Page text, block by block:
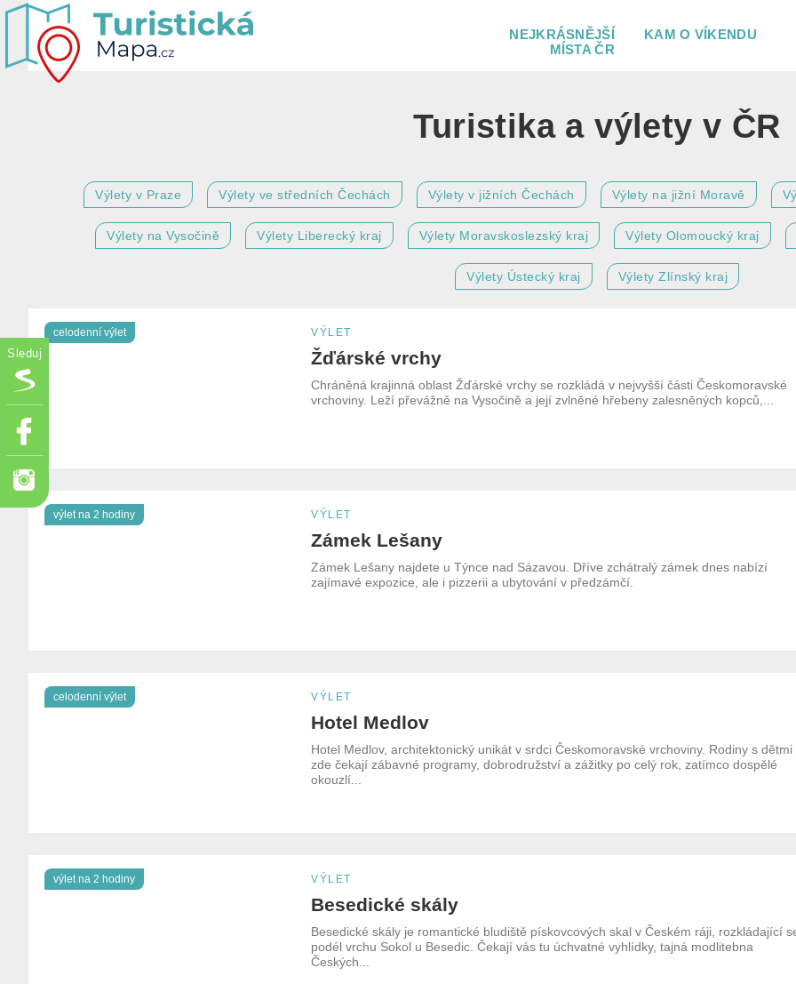
KAM O VÍKENDU
NEJKRÁSNĚJŠÍ
MÍSTA ČR
Turistika a výlety v ČR
Výlety v Praze Výlety ve středních Čechách Výlety v jižních Čechách Výlety na jižní Moravě
Výlety na Vysočině Výlety Liberecký kraj Výlety Moravskoslezský kraj Výlety Olomoucký kraj
Výlety Ústecký kraj Výlety Zlínský kraj
VÝLET
Žďárské vrchy
Chráněná krajinná oblast Žďárské vrchy se rozkládá v nejvyšší části Českomoravské
vrchoviny. Leží převážně na Vysočině a její zvlněné hřebeny zalesněných kopců,...
celodenní výlet
VÝLET
Zámek Lešany
Zámek Lešany najdete u Týnce nad Sázavou. Dříve zchátralý zámek dnes nabízí
zajímavé expozice, ale i pizzerii a ubytování v předzámčí.
výlet na 2 hodiny
VÝLET
Hotel Medlov
Hotel Medlov, architektonický unikát v srdci Českomoravské vrchoviny. Rodiny s dětmi
zde čekají zábavné programy, dobrodružství a zážitky po celý rok, zatímco dospělé
okouzlí...
celodenní výlet
VÝLET
Besedické skály
Besedické skály je romantické bludiště pískovcových skal v Českém ráji, rozkládající
podél vrchu Sokol u Besedic. Čekají vás tu úchvatné vyhlídky, tajná modlitebna
Českých...
výlet na 2 hodiny